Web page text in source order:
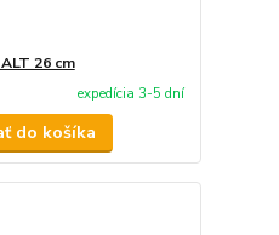
26 cm
expedícia 3-5 dní
do košíka